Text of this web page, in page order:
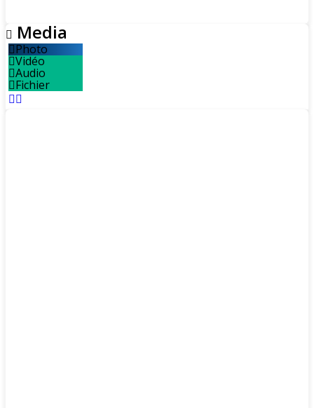
Media
Photo
Vidéo
Audio
Fichier